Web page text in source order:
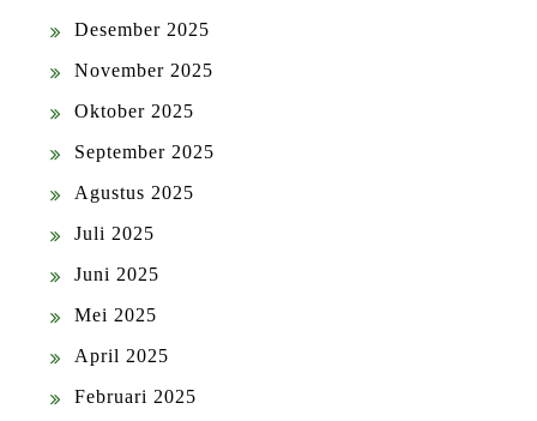
Desember 2025
November 2025
Oktober 2025
September 2025
Agustus 2025
Juli 2025
Juni 2025
Mei 2025
April 2025
Februari 2025